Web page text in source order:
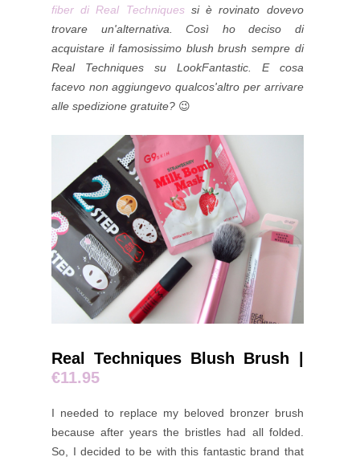
fiber di Real Techniquessi è rovinato dovevo
trovare un'alternativa. Così ho deciso di
acquistare il famosissimo blush brush sempre di
Real Techniques su LookFantastic. E cosa
facevo non aggiungevo qualcos'altro per arrivare
alle spedizione gratuite? 😉
Real Techniques Blush Brush |
€11.95
I needed to replace my beloved bronzer brush
because after years the bristles had all folded.
So, I decided to be with this fantastic brand that